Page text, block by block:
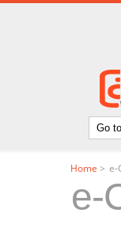
Home > e-
e-